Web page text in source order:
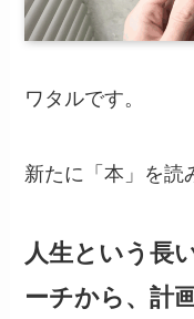
ワタルです。
新たに「本」を読
人生という長
ーチから、計